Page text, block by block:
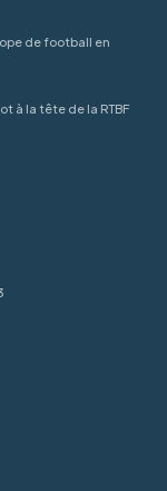
de football en
à la tête de la RTBF